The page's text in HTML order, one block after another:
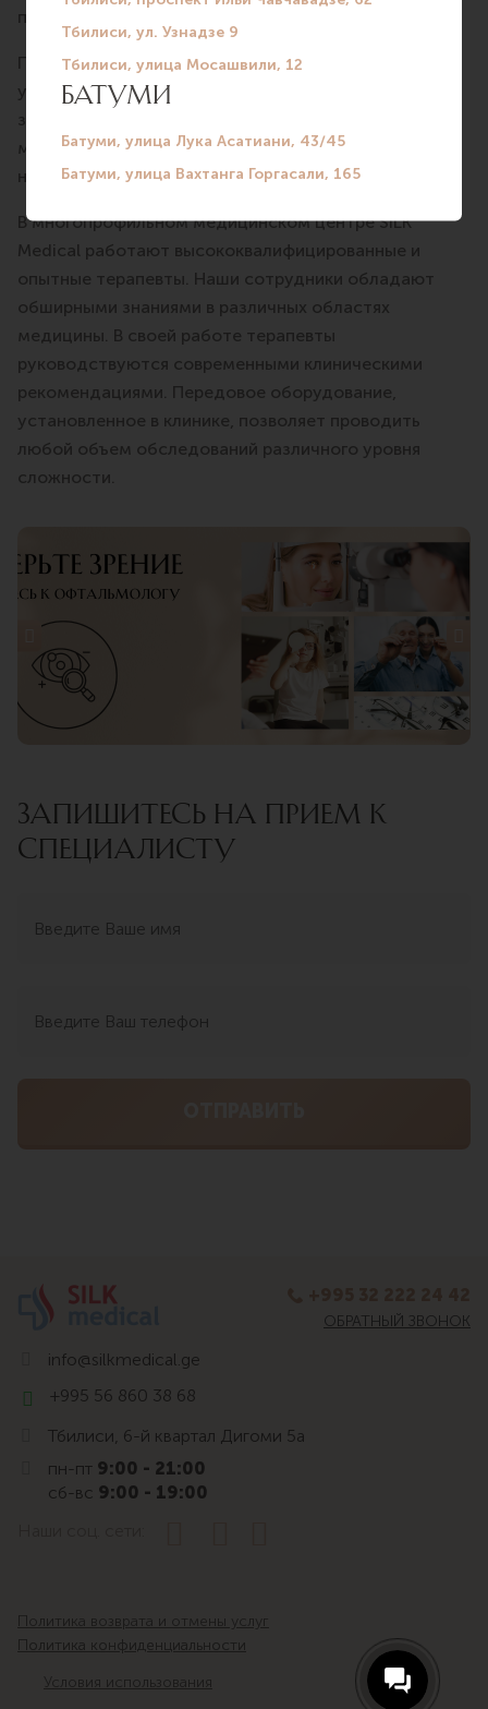
перечень анализов может дополняться.
По результатам проведенной диагностики доктор
устанавливает окончательный диагноз. В
зависимости от выявленной патологии терапевт
может самостоятельно назначить лечение или дать
направление к узкому специалисту.
В многопрофильном медицинском центре SILK
Medical работают высококвалифицированные и
опытные терапевты. Наши сотрудники обладают
обширными знаниями в различных областях
медицины. В своей работе терапевты
руководствуются современными клиническими
рекомендациями. Передовое оборудование,
установленное в клинике, позволяет проводить
любой объем обследований различного уровня
сложности.
ЗАПИШИТЕСЬ НА ПРИЕМ К
СПЕЦИАЛИСТУ
ОБРАТНЫЙ ЗВОНОК
info@silkmedical.ge
+995 56 860 38 68
Тбилиси, 6-й квартал Дигоми 5а
пн-пт 9:00 - 21:00
сб-вс 9:00 - 19:00
Политика возврата и отмены услуг
Политика конфиденциальности
Условия использования